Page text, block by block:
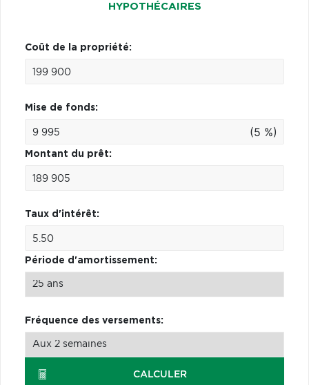
HYPOTHÉCAIRES
Coût de la propriété:
Mise de fonds:
(5 %)
Montant du prêt:
Taux d'intérêt:
Période d'amortissement:
Fréquence des versements:
CALCULER